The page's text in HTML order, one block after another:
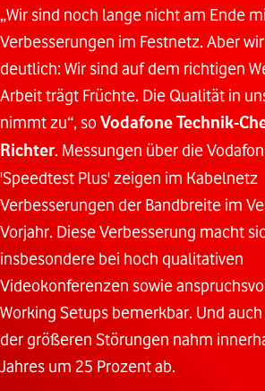
„Wir sind noch lange nicht am Ende
Verbesserungen im Festnetz. Aber
deutlich: Wir sind auf dem richtigen
Arbeit trägt Früchte. Die Qualität in
nimmt zu“, soVodafone Technik-
Richter. Messungen über die
'Speedtest Plus' zeigen im Kabelnetz
Verbesserungen der Bandbreite im
Vorjahr. Diese Verbesserung macht
insbesondere bei hoch qualitativen
Videokonferenzen sowie
Working Setups bemerkbar. Und
der größeren Störungen nahm
Jahres um 25 Prozent ab.